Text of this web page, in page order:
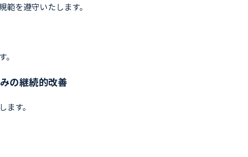
を遵守いたします。
の継続的改善
す。